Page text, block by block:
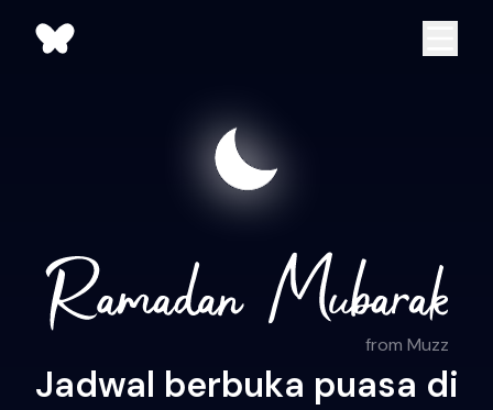
from Muzz
Jadwal berbuka puasa di